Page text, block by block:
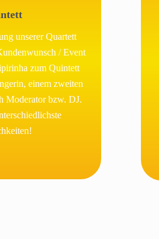
unserer Quartett
/ Event
zum Quintett
einem zweiten
Moderator bzw. DJ.